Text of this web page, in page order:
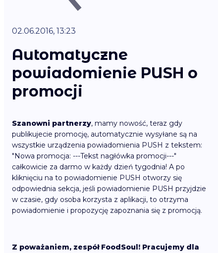
02.06.2016, 13:23
Automatyczne
powiadomienie PUSH o
promocji
Szanowni partnerzy, mamy nowość, teraz gdy
publikujecie promocję, automatycznie wysyłane są na
wszystkie urządzenia powiadomienia PUSH z tekstem:
"Nowa promocja: ---Tekst nagłówka promocji---"
całkowicie za darmo w każdy dzień tygodnia! A po
kliknięciu na to powiadomienie PUSH otworzy się
odpowiednia sekcja, jeśli powiadomienie PUSH przyjdzie
w czasie, gdy osoba korzysta z aplikacji, to otrzyma
powiadomienie i propozycję zapoznania się z promocją.
Z poważaniem, zespół FoodSoul! Pracujemy dla